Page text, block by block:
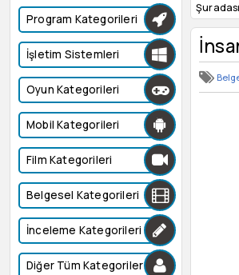
Program Kategorileri
İşletim Sistemleri
Oyun Kategorileri
Mobil Kategorileri
Film Kategorileri
Belgesel Kategorileri
İnceleme Kategorileri
Diğer Tüm Kategoriler